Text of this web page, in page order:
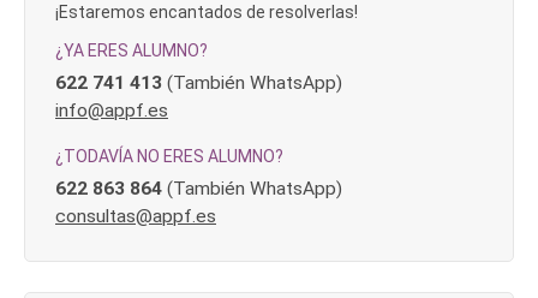
¡Estaremos encantados de resolverlas!
¿YA ERES ALUMNO?
622 741 413 (También WhatsApp)
info@appf.es
¿TODAVÍA NO ERES ALUMNO?
622 863 864 (También WhatsApp)
consultas@appf.es